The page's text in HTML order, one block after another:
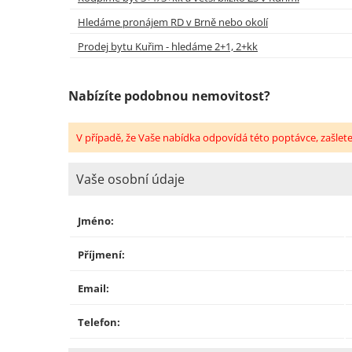
Hledáme pronájem RD v Brně nebo okolí
Prodej bytu Kuřim - hledáme 2+1, 2+kk
Nabízíte podobnou nemovitost?
V případě, že Vaše nabídka odpovídá této poptávce,
Vaše osobní údaje
Jméno:
Příjmení:
Email:
Telefon: